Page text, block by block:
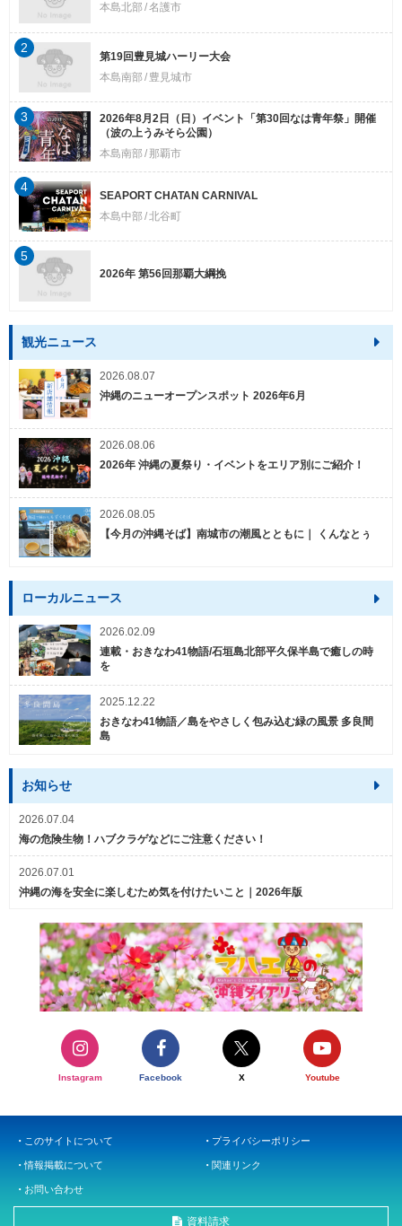
本島北部 名護市
第19回豊見城ハーリー大会
本島南部
豊見城市
2
2026年8月2日（日）イベント「第30回なは青年祭」開催
（波の上うみそら公園）
本島南部
那覇市
3
SEAPORT CHATAN CARNIVAL
本島中部 北谷町
4
2026年 第56回那覇大綱挽
5
観光ニュース
2026.08.07
沖縄のニューオープンスポット 2026年6月
2026.08.06
2026年 沖縄の夏祭り・イベントをエリア別にご紹介！
2026.08.05
【今月の沖縄そば】南城市の潮風とともに｜ くんなとぅ
ローカルニュース
2026.02.09
連載・おきなわ41物語/石垣島北部平久保半島で癒しの時
を
2025.12.22
おきなわ41物語／島をやさしく包み込む緑の風景 多良間
島
お知らせ
2026.07.04
海の危険生物！ハブクラゲなどにご注意ください！
2026.07.01
沖縄の海を安全に楽しむため気を付けたいこと｜2026年版
Instagram Facebook X Youtube
このサイトについて プライバシーポリシー
情報掲載について 関連リンク
お問い合わせ
資料請求